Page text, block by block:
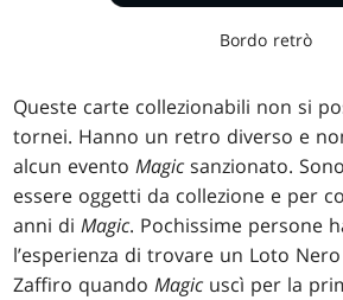
Bordo retrò
Queste carte collezionabili non si
tornei. Hanno un retro diverso e
alcun eventoMagic sanzionato.
essere oggetti da collezione e per
anni diMagic. Pochissime persone
l’esperienza di trovare un Loto
Zaffiro quandoMagic uscì per la